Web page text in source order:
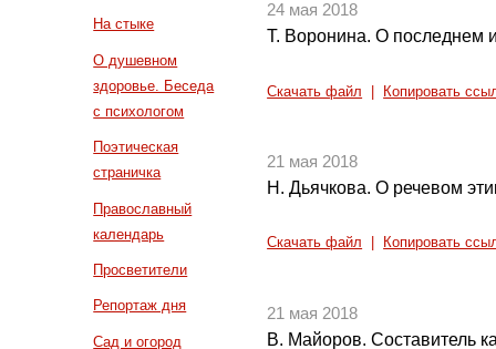
На стыке
О душевном
здоровье. Беседа
с психологом
Поэтическая
страничка
Православный
календарь
Просветители
Репортаж дня
Сад и огород
24 мая 2018
Т. Воронина. О последнем
Скачать файл Копировать
21 мая 2018
Н. Дьячкова. О речевом
Скачать файл Копировать
21 мая 2018
В. Майоров. Составитель